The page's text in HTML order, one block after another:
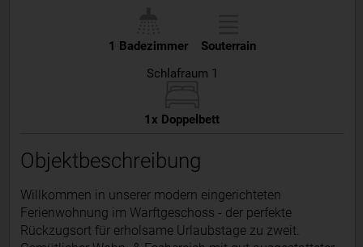
1 Badezimmer
Souterrain
Schlafraum 1
1x Doppelbett
Objektbeschreibung
Willkommen in unserer modern eingerichteten
Ferienwohnung im Warftgeschoss - der perfekte
Rückzugsort für erholsame Urlaubstage zu zweit.